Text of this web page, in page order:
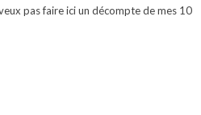
pas faire ici un décompte de mes 10